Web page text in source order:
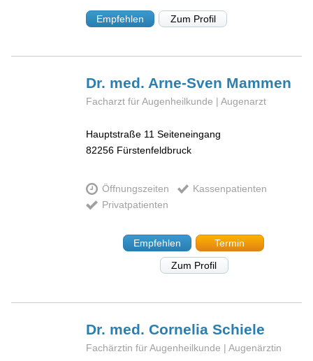
Empfehlen Zum Profil
Dr. med. Arne-Sven Mammen
Facharzt für Augenheilkunde | Augenarzt
Hauptstraße 11 Seiteneingang
82256 Fürstenfeldbruck
Öffnungszeiten
Kassenpatienten
Privatpatienten
Empfehlen
Termin
Zum Profil
Dr. med. CorneliaSchiele
Fachärztin für Augenheilkunde | Augenärztin